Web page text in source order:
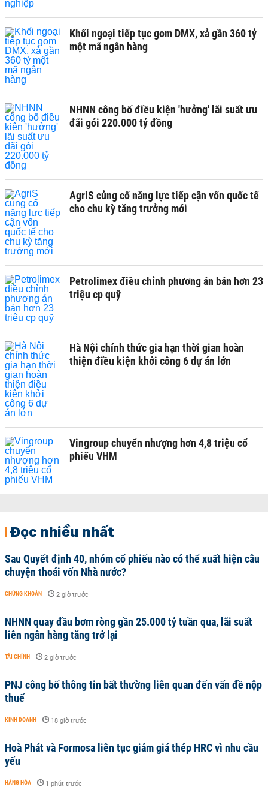
Khối ngoại tiếp tục gom DMX, xả gần 360 tỷ
một mã ngân hàng
NHNN công bố điều kiện 'hưởng' lãi suất ưu
đãi gói 220.000 tỷ đồng
AgriS củng cố năng lực tiếp cận vốn quốc tế
cho chu kỳ tăng trưởng mới
Petrolimex điều chỉnh phương án bán hơn 23
triệu cp quỹ
Hà Nội chính thức gia hạn thời gian hoàn
thiện điều kiện khởi công 6 dự án lớn
Vingroup chuyển nhượng hơn 4,8 triệu cổ
phiếu VHM
Đọc nhiều nhất
Sau Quyết định 40, nhóm cổ phiếu nào có thể xuất hiện câu
chuyện thoái vốn Nhà nước?
CHỨNG KHOÁN - 2 giờ trước
NHNN quay đầu bơm ròng gần 25.000 tỷ tuần qua, lãi suất
liên ngân hàng tăng trở lại
TÀI CHÍNH - 2 giờ trước
PNJ công bố thông tin bất thường liên quan đến vấn đề nộp
thuế
KINH DOANH - 18 giờ trước
Hoà Phát và Formosa liên tục giảm giá thép HRC vì nhu cầu
yếu
HÀNG HÓA - 1 phút trước